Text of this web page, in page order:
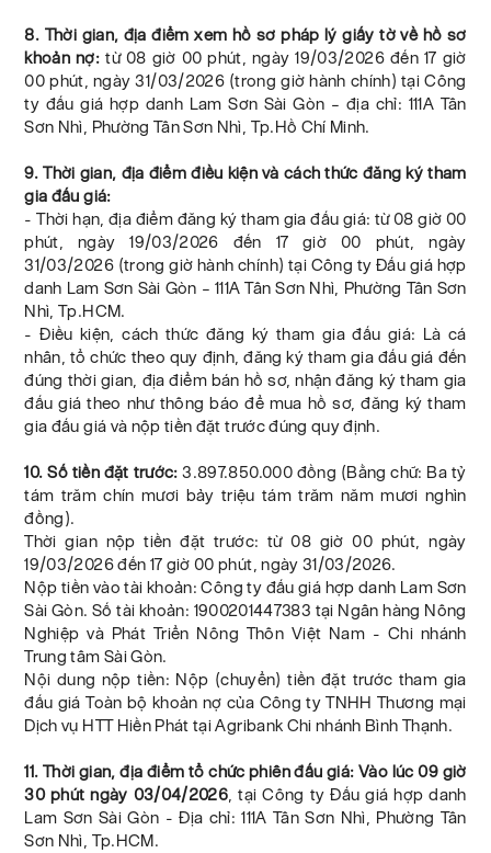
8. Thời gian, địa điểm xem hồ sơ pháp lý giấy tờ về hồ sơ
khoản nợ: từ 08 giờ 00 phút, ngày 19/03/2026 đến 17 giờ
00 phút, ngày 31/03/2026 (trong giờ hành chính) tại Công
ty đấu giá hợp danh Lam Sơn Sài Gòn – địa chỉ: 111A Tân
Sơn Nhì, Phường Tân Sơn Nhì, Tp.Hồ Chí Minh.
9. Thời gian, địa điểm điều kiện và cách thức đăng ký tham
gia đấu giá:
- Thời hạn, địa điểm đăng ký tham gia đấu giá: từ 08 giờ 00
phút, ngày 19/03/2026 đến 17 giờ 00 phút, ngày
31/03/2026 (trong giờ hành chính) tại Công ty Đấu giá hợp
danh Lam Sơn Sài Gòn – 111A Tân Sơn Nhì, Phường Tân Sơn
Nhì, Tp.HCM.
- Điều kiện, cách thức đăng ký tham gia đấu giá: Là cá
nhân, tổ chức theo quy định, đăng ký tham gia đấu giá đến
đúng thời gian, địa điểm bán hồ sơ, nhận đăng ký tham gia
đấu giá theo như thông báo để mua hồ sơ, đăng ký tham
gia đấu giá và nộp tiền đặt trước đúng quy định.
10. Số tiền đặt trước: 3.897.850.000 đồng (Bằng chữ: Ba tỷ
tám trăm chín mươi bảy triệu tám trăm năm mươi nghìn
đồng).
Thời gian nộp tiền đặt trước: từ 08 giờ 00 phút, ngày
19/03/2026 đến 17 giờ 00 phút, ngày 31/03/2026.
Nộp tiền vào tài khoản: Công ty đấu giá hợp danh Lam Sơn
Sài Gòn. Số tài khoản: 1900201447383 tại Ngân hàng Nông
Nghiệp và Phát Triển Nông Thôn Việt Nam - Chi nhánh
Trung tâm Sài Gòn.
Nội dung nộp tiền: Nộp (chuyển) tiền đặt trước tham gia
đấu giá Toàn bộ khoản nợ của Công ty TNHH Thương mại
Dịch vụ HTT Hiền Phát tại Agribank Chi nhánh Bình Thạnh.
11. Thời gian, địa điểm tổ chức phiên đấu giá: Vào lúc 09 giờ
30 phút ngày 03/04/2026 , tại Công ty Đấu giá hợp danh
Lam Sơn Sài Gòn - Địa chỉ: 111A Tân Sơn Nhì, Phường Tân
Sơn Nhì, Tp.HCM.